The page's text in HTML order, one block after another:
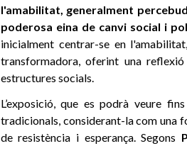
l'amabilitat, generalment
poderosa eina de canvi social i
inicialment centrar-se en
transformadora, oferint una
estructures socials.
L’exposició, que es podrà veure
tradicionals, considerant-la com una
de resistència i esperança. Segons